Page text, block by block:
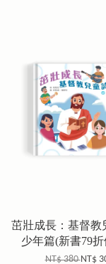
茁壯成長：基督教
少年篇(新書79折
NT$ 380NT$